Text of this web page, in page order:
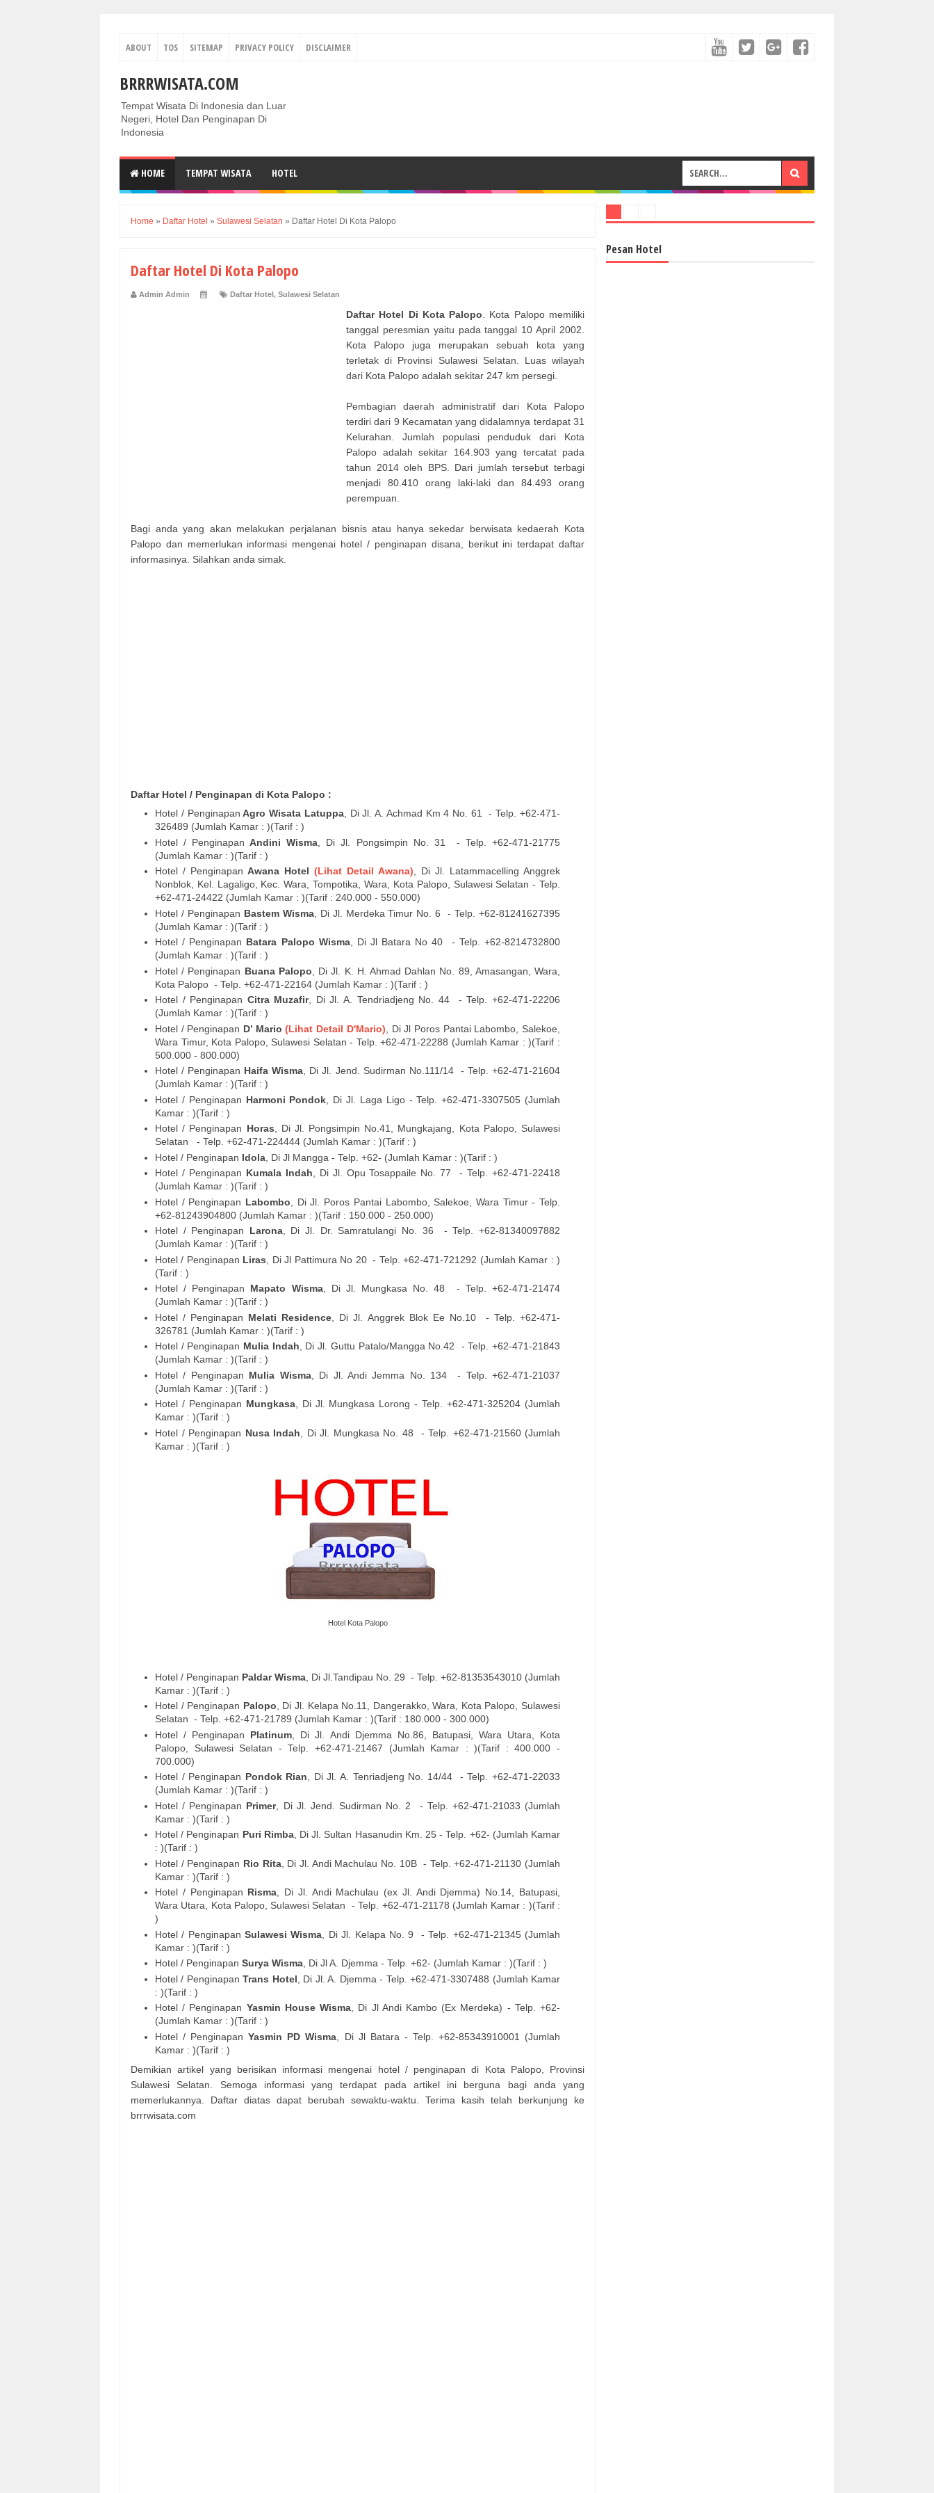
ABOUT TOS SITEMAP PRIVACY POLICY DISCLAIMER
BRRRWISATA.COM
Tempat Wisata Di Indonesia dan Luar
Negeri, Hotel Dan Penginapan Di
Indonesia
HOME TEMPAT WISATA HOTEL
Home » Daftar Hotel » Sulawesi Selatan » Daftar Hotel Di Kota Palopo
Daftar Hotel Di Kota Palopo
Admin Admin Daftar Hotel, Sulawesi Selatan
Daftar Hotel Di Kota Palopo . Kota Palopo memiliki
tanggal peresmian yaitu pada tanggal 10 April 2002.
Kota Palopo juga merupakan sebuah kota yang
terletak di Provinsi Sulawesi Selatan. Luas wilayah
dari Kota Palopo adalah sekitar 247 km persegi.
Pembagian daerah administratif dari Kota Palopo
terdiri dari 9 Kecamatan yang didalamnya terdapat 31
Kelurahan. Jumlah populasi penduduk dari Kota
Palopo adalah sekitar 164.903 yang tercatat pada
tahun 2014 oleh BPS. Dari jumlah tersebut terbagi
menjadi 80.410 orang laki-laki dan 84.493 orang
perempuan.
Bagi anda yang akan melakukan perjalanan bisnis atau hanya sekedar berwisata kedaerah Kota
Palopo dan memerlukan informasi mengenai hotel / penginapan disana, berikut ini terdapat daftar
informasinya. Silahkan anda simak.
Daftar Hotel / Penginapan di Kota Palopo :
Hotel / Penginapan Agro Wisata Latuppa, DiJl. A. Achmad Km 4 No. 61 - Telp. +62-471-
326489 (Jumlah Kamar : )(Tarif : )
Hotel / Penginapan Andini Wisma , DiJl. Pongsimpin No. 31 - Telp. +62-471-21775
(Jumlah Kamar : )(Tarif : )
Hotel / Penginapan Awana Hotel (Lihat Detail Awana) , Di Jl. Latammacelling Anggrek
Nonblok, Kel. Lagaligo, Kec. Wara, Tompotika, Wara, Kota Palopo, Sulawesi Selatan - Telp.
+62-471-24422 (Jumlah Kamar : )(Tarif : 240.000 - 550.000)
Hotel / Penginapan Bastem Wisma, Di Jl. Merdeka Timur No. 6 - Telp. +62-81241627395
(Jumlah Kamar : )(Tarif : )
Hotel / Penginapan Batara Palopo Wisma, DiJl Batara No 40 - Telp. +62-8214732800
(Jumlah Kamar : )(Tarif : )
Hotel / Penginapan Buana Palopo , DiJl. K. H. Ahmad Dahlan No. 89, Amasangan, Wara,
Kota Palopo - Telp. +62-471-22164 (Jumlah Kamar : )(Tarif : )
Hotel / Penginapan Citra Muzafir, DiJl. A. Tendriadjeng No. 44 - Telp. +62-471-22206
(Jumlah Kamar : )(Tarif : )
Hotel / Penginapan D’ Mario(Lihat Detail D'Mario) , DiJl Poros Pantai Labombo, Salekoe,
Wara Timur, Kota Palopo, Sulawesi Selatan - Telp. +62-471-22288 (Jumlah Kamar : )(Tarif :
500.000 - 800.000)
Hotel / Penginapan Haifa Wisma , DiJl. Jend. Sudirman No.111/14 - Telp. +62-471-21604
(Jumlah Kamar : )(Tarif : )
Hotel / Penginapan Harmoni Pondok , DiJl. Laga Ligo- Telp. +62-471-3307505 (Jumlah
Kamar : )(Tarif : )
Hotel / Penginapan Horas , Di Jl. Pongsimpin No.41, Mungkajang, Kota Palopo, Sulawesi
Selatan
- Telp. +62-471-224444 (Jumlah Kamar : )(Tarif : )
Hotel / Penginapan Idola , Di Jl Mangga - Telp. +62- (Jumlah Kamar : )(Tarif : )
Hotel / Penginapan Kumala Indah , Di Jl. Opu Tosappaile No. 77 - Telp. +62-471-22418
(Jumlah Kamar : )(Tarif : )
Hotel / Penginapan Labombo , DiJl. Poros Pantai Labombo, Salekoe, Wara Timur - Telp.
+62-81243904800 (Jumlah Kamar : )(Tarif : 150.000 - 250.000)
Hotel / Penginapan Larona, DiJl. Dr. Samratulangi No. 36 - Telp. +62-81340097882
(Jumlah Kamar : )(Tarif : )
Hotel / Penginapan Liras , DiJl Pattimura No 20 - Telp. +62-471-721292 (Jumlah Kamar : )
(Tarif : )
Hotel / Penginapan Mapato Wisma, Di Jl. Mungkasa No. 48 - Telp. +62-471-21474
(Jumlah Kamar : )(Tarif : )
Hotel / Penginapan Melati Residence , DiJl. Anggrek Blok Ee No.10 - Telp. +62-471-
326781 (Jumlah Kamar : )(Tarif : )
Hotel / Penginapan Mulia Indah , DiJl. Guttu Patalo/Mangga No.42 - Telp. +62-471-21843
(Jumlah Kamar : )(Tarif : )
Hotel / Penginapan Mulia Wisma, Di Jl. Andi Jemma No. 134 - Telp. +62-471-21037
(Jumlah Kamar : )(Tarif : )
Hotel / Penginapan Mungkasa, Di Jl. Mungkasa Lorong - Telp. +62-471-325204 (Jumlah
Kamar : )(Tarif : )
Hotel / Penginapan Nusa Indah , Di Jl. Mungkasa No. 48 - Telp. +62-471-21560(Jumlah
Kamar : )(Tarif : )
Hotel Kota Palopo
Hotel / Penginapan Paldar Wisma , Di Jl.Tandipau No. 29 - Telp. +62-81353543010 (Jumlah
Kamar : )(Tarif : )
Hotel / Penginapan Palopo , Di Jl. Kelapa No.11, Dangerakko, Wara, Kota Palopo, Sulawesi
Selatan - Telp. +62-471-21789 (Jumlah Kamar : )(Tarif : 180.000 - 300.000)
Hotel / Penginapan Platinum , DiJl. Andi Djemma No.86, Batupasi, Wara Utara, Kota
Palopo, Sulawesi Selatan
- Telp. +62-471-21467 (Jumlah Kamar : )(Tarif : 400.000 -
700.000)
Hotel / Penginapan Pondok Rian , DiJl. A. Tenriadjeng No. 14/44 - Telp. +62-471-22033
(Jumlah Kamar : )(Tarif : )
Hotel / Penginapan Primer, Di Jl. Jend. Sudirman No. 2 - Telp. +62-471-21033 (Jumlah
Kamar : )(Tarif : )
Hotel / Penginapan Puri Rimba, DiJl. Sultan Hasanudin Km. 25 - Telp. +62- (Jumlah Kamar
: )(Tarif : )
Hotel / Penginapan Rio Rita, DiJl. Andi Machulau No. 10B - Telp. +62-471-21130 (Jumlah
Kamar : )(Tarif : )
Hotel / Penginapan Risma , Di Jl. Andi Machulau (ex Jl. Andi Djemma) No.14, Batupasi,
Wara Utara, Kota Palopo, Sulawesi Selatan
- Telp. +62-471-21178 (Jumlah Kamar : )(Tarif :
)
Hotel / Penginapan Sulawesi Wisma , DiJl. Kelapa No. 9 - Telp. +62-471-21345(Jumlah
Kamar : )(Tarif : )
Hotel / Penginapan Surya Wisma , Di Jl A. Djemma - Telp. +62- (Jumlah Kamar : )(Tarif : )
Hotel / Penginapan Trans Hotel , Di Jl. A. Djemma - Telp. +62-471-3307488 (Jumlah Kamar
: )(Tarif : )
Hotel / Penginapan Yasmin House Wisma , Di Jl Andi Kambo (Ex Merdeka) - Telp. +62-
(Jumlah Kamar : )(Tarif : )
Hotel / Penginapan Yasmin PD Wisma , Di Jl Batara - Telp. +62-85343910001
(Jumlah
Kamar : )(Tarif : )
Demikian artikel yang berisikan informasi mengenai hotel / penginapan di Kota Palopo, Provinsi
Sulawesi Selatan. Semoga informasi yang terdapat pada artikel ini berguna bagi anda yang
memerlukannya. Daftar diatas dapat berubah sewaktu-waktu. Terima kasih telah berkunjung ke
brrrwisata.com
Pesan Hotel